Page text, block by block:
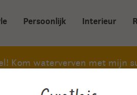
Persoonlijk Interieur
Kom waterverven met mijn